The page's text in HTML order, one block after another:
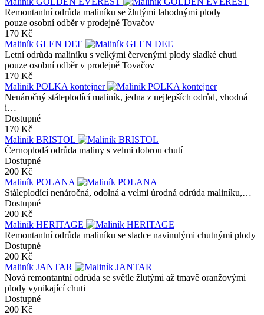
Remontantní odrůda maliníku se žlutými lahodnými plody
pouze osobní odběr v prodejně Tovačov
170 Kč
Maliník GLEN DEE
Letní odrůda maliníku s velkými červenými plody sladké chuti
pouze osobní odběr v prodejně Tovačov
170 Kč
Maliník POLKA kontejner
Nenáročný stáleplodící maliník, jedna z nejlepších odrůd, vhodná
i…
Dostupné
170 Kč
Maliník BRISTOL
Černoplodá odrůda maliny s velmi dobrou chutí
Dostupné
200 Kč
Maliník POLANA
Stáleplodící nenáročná, odolná a velmi úrodná odrůda maliníku,…
Dostupné
200 Kč
Maliník HERITAGE
Remontantní odrůda maliníku se sladce navinulými chutnými plody
Dostupné
200 Kč
Maliník JANTAR
Nová remontantní odrůda se světle žlutými až tmavě oranžovými
plody vynikající chuti
Dostupné
200 Kč